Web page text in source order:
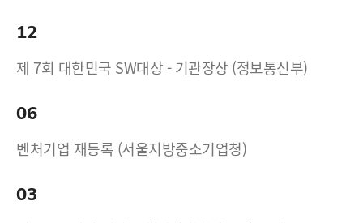
12
제 7회 대한민국 SW대상 - 기관장상 (정보통신부)
06
벤처기업 재등록 (서울지방중소기업청)
03